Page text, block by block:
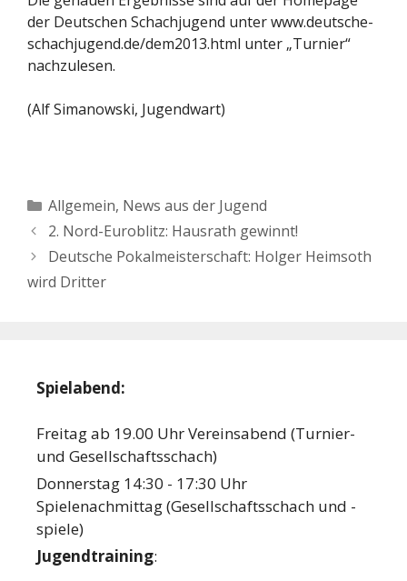
der Deutschen Schachjugend unter www.deutsche-
schachjugend.de/dem2013.html unter „Turnier“
nachzulesen.
(Alf Simanowski, Jugendwart)
Kategorien
Allgemein, News aus der Jugend
2. Nord-Euroblitz: Hausrath gewinnt!
Deutsche Pokalmeisterschaft: Holger Heimsoth
wird Dritter
Spielabend:
Freitag ab 19.00 Uhr Vereinsabend (Turnier-
und Gesellschaftsschach)
Donnerstag 14:30 - 17:30 Uhr
Spielenachmittag (Gesellschaftsschach und -
spiele)
Jugendtraining: